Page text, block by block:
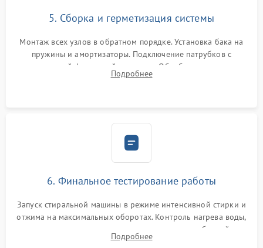
5. Сборка и герметизация системы
Монтаж всех узлов в обратном порядке. Установка бака на
пружины и амортизаторы. Подключение патрубков с
надежной фиксацией хомутами. Обработка стыков
герметиком для предотвращения возможных протечек воды.
Подробнее
6. Финальное тестирование работы
Запуск стиральной машины в режиме интенсивной стирки и
отжима на максимальных оборотах. Контроль нагрева воды,
корректности слива, отсутствия излишних вибраций,
посторонних стуков и протечек под корпусом.
Подробнее